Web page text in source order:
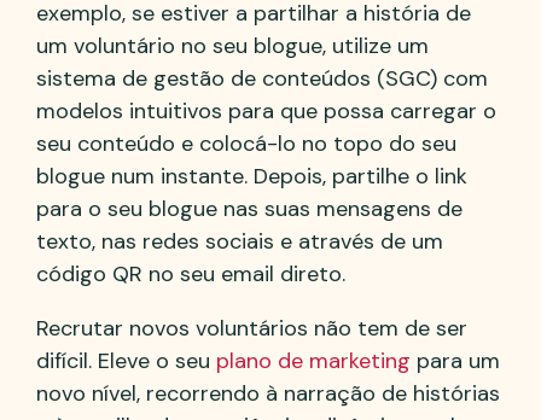
exemplo, se estiver a partilhar a história de
um voluntário no seu blogue, utilize um
sistema de gestão de conteúdos (SGC) com
modelos intuitivos para que possa carregar o
seu conteúdo e colocá-lo no topo do seu
blogue num instante. Depois, partilhe o link
para o seu blogue nas suas mensagens de
texto, nas redes sociais e através de um
código QR no seu email direto.
Recrutar novos voluntários não tem de ser
difícil. Eleve o seu plano de marketing para um
novo nível, recorrendo à narração de histórias